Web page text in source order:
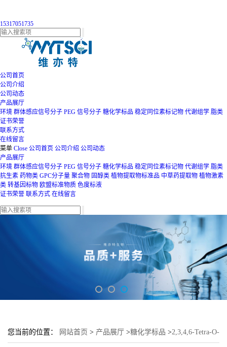
15317051735
公司首页
公司介绍
公司动态
产品展厅
环境 群体感应信号分子 PEG 信号分子 糖化学标品 稳定同位素标记物 代谢组学 脂类
证书荣誉
联系方式
在线留言
菜单 Close 公司首页 公司介绍 公司动态
产品展厅
环境 群体感应信号分子 PEG 信号分子 糖化学标品 稳定同位素标记物 代谢组学 脂类
抗生素 药物类 GPC分子量 聚合物 固醇类 植物提取物标准品 中草药提取物 植物激素
类 转基因标物 欧盟标准物质 色度标液
证书荣誉 联系方式 在线留言
您当前的位置： 网站首页 > 产品展厅 >糖化学标品 >2,3,4,6-Tetra-O-